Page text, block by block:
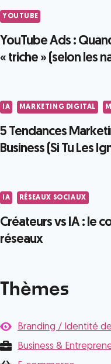
YOUTUBE
YouTube Ads :
« triche » (selon les
IA MARKETING DIGITAL
5 Tendances
Business (Si Tu Les
IA RÉSEAUX SOCIAUX
Créateurs vs IA : le
réseaux
Thèmes
Branding / Identité
Business &